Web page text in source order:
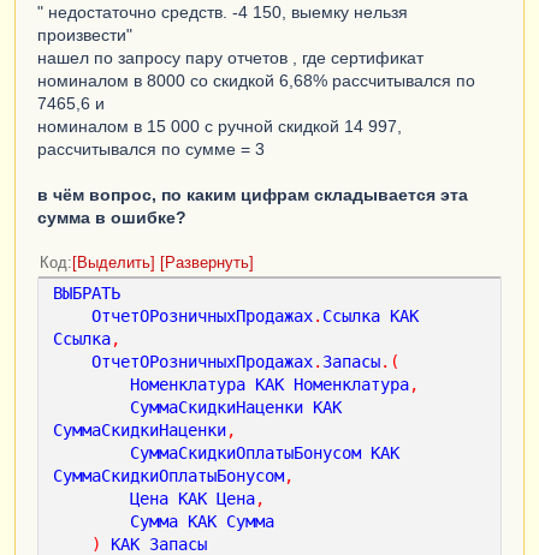
" недостаточно средств. -4 150, выемку нельзя
произвести"
нашел по запросу пару отчетов , где сертификат
номиналом в 8000 со скидкой 6,68% рассчитывался по
7465,6 и
номиналом в 15 000 с ручной скидкой 14 997,
рассчитывался по сумме = 3
в чём вопрос, по каким цифрам складывается эта
сумма в ошибке?
Код Выделить Развернуть
ВЫБРАТЬ
ОтчетОРозничныхПродажах. Ссылка КАК
Ссылка,
ОтчетОРозничныхПродажах. Запасы.(
Номенклатура КАК Номенклатура,
СуммаСкидкиНаценки КАК
СуммаСкидкиНаценки,
СуммаСкидкиОплатыБонусом КАК
СуммаСкидкиОплатыБонусом,
Цена КАК Цена,
Сумма КАК Сумма
)
КАК Запасы